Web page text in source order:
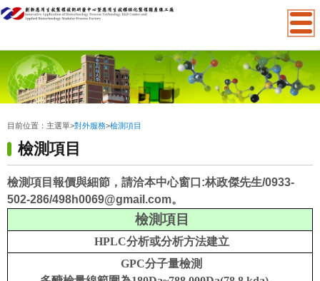
目前位置： 主選單>對外服務>檢測項目
檢測項目
檢測項目報價與細節，請洽本中心窗口:林政傑先生/0933-
502-286/498h0069@gmail.com。
檢測項目
HPLC分析或分析方法建立
GPC分子量檢測